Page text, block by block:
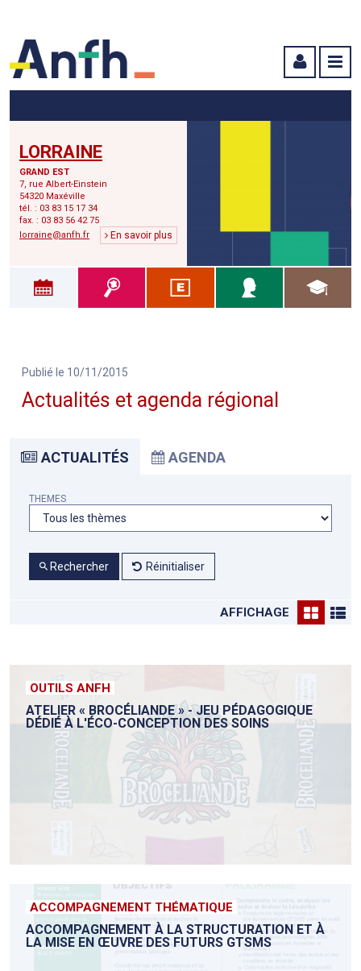
LORRAINE
GRAND EST
7, rue Albert-Einstein
54320 Maxéville
tél. : 03 83 15 17 34
fax. : 03 83 56 42 75
lorraine@anfh.fr
En savoir plus
Publié le 10/11/2015
Actualités et agenda régional
ACTUALITÉS AGENDA
THEMES
Rechercher Réinitialiser
AFFICHAGE
OUTILS ANFH
ATELIER « BROCÉLIANDE » - JEU PÉDAGOGIQUE
DÉDIÉ À L'ÉCO-CONCEPTION DES SOINS
ACCOMPAGNEMENT THÉMATIQUE
ACCOMPAGNEMENT À LA STRUCTURATION ET À
LA MISE EN ŒUVRE DES FUTURS GTSMS